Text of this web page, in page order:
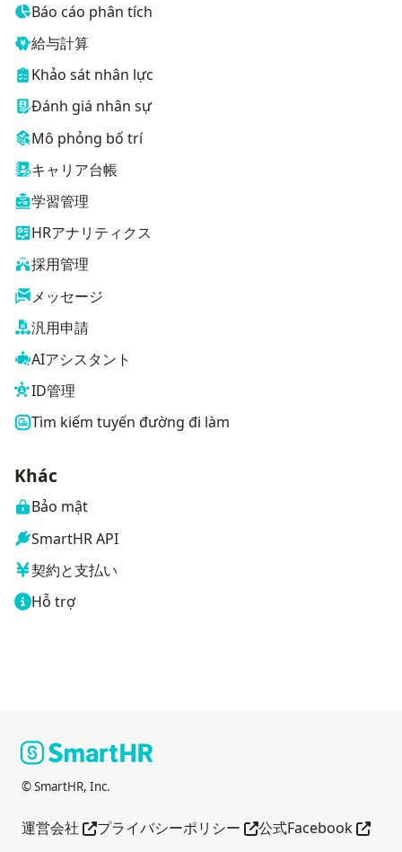
Báo cáo phân tích
給与計算
Khảo sát nhân lực
Đánh giá nhân sự
Mô phỏng bố trí
キャリア台帳
学習管理
HRアナリティクス
採用管理
メッセージ
汎用申請
AIアシスタント
ID管理
Tìm kiếm tuyến đường đi làm
Khác
Bảo mật
SmartHR API
契約と支払い
Hỗ trợ
© SmartHR, Inc.
運営会社 Mở trong tab mới
プライバシーポリシー Mở trong tab mới
公式FacebookMở